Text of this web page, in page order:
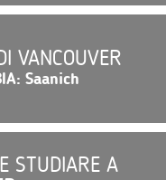
VANCOUVER
Saanich
STUDIARE A